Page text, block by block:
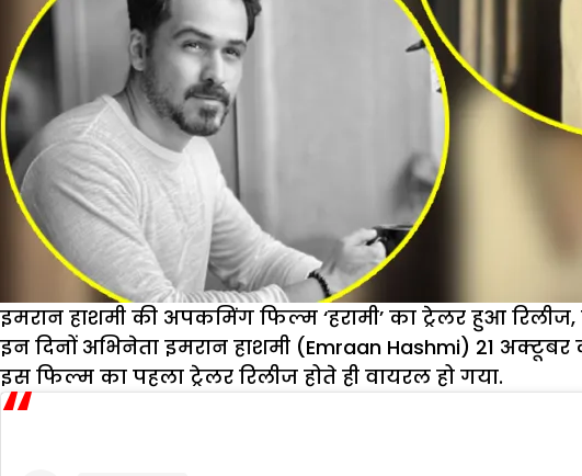
इमरान हाशमी की अपकमिंग फिल्म ‘हरामी’ का ट्रेलर हुआ
इन दिनों अभिनेता इमरान हाशमी (Emraan Hashmi) 21
इस फिल्म का पहला ट्रेलर रिलीज होते ही वायरल हो गया.